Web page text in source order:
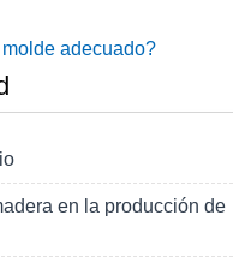
adecuado?
en la producción de